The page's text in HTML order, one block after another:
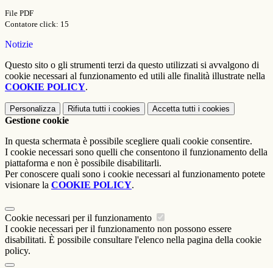
File PDF
Contatore click: 15
Notizie
Questo sito o gli strumenti terzi da questo utilizzati si avvalgono di
cookie necessari al funzionamento ed utili alle finalità illustrate nella
COOKIE POLICY.
Personalizza Rifiuta tutti i cookies Accetta tutti i cookies
Gestione cookie
In questa schermata è possibile scegliere quali cookie consentire.
I cookie necessari sono quelli che consentono il funzionamento della
piattaforma e non è possibile disabilitarli.
Per conoscere quali sono i cookie necessari al funzionamento potete
visionare la COOKIE POLICY.
Cookie necessari per il funzionamento
I cookie necessari per il funzionamento non possono essere
disabilitati. È possibile consultare l'elenco nella pagina della cookie
policy.